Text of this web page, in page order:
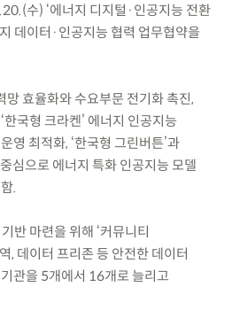
수) ‘에너지 디지털·인공지능 전환
데이터·인공지능 협력 업무협약을
효율화와 수요부문 전기화 촉진,
국형 크라켄’ 에너지 인공지능
영 최적화, ‘한국형 그린버튼’과
심으로 에너지 특화 인공지능 모델
.
반 마련을 위해 ‘커뮤니티
, 데이터 프리존 등 안전한 데이터
관을 5개에서 16개로 늘리고